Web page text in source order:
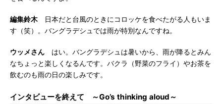
編集鈴木 日本だと台風のときにコロッケを食べたがる人もいま
す（笑）。バングラデシュでは雨が特別なんですね。
ウッメさん はい。バングラデシュは暑いから、雨が降るとみん
なちょっと楽しくなるんです。バクラ（野菜のフライ）やお茶を
飲むのも雨の日の楽しみです。
インタビューを終えて ～Go’s thinking aloud～